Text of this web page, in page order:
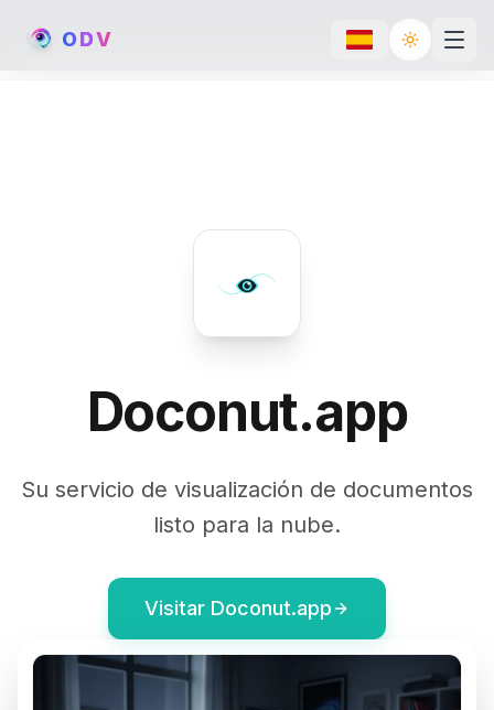
ODV Toggle
Doconut.app
Su servicio de visualización de documentos
listo para la nube.
Visitar Doconut.app